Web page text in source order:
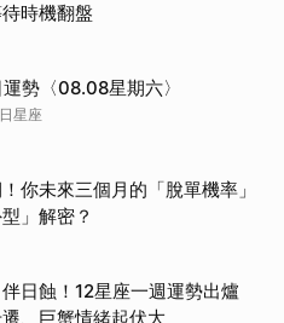
時機翻盤
勢〈08.08星期六〉
星座
你未來三個月的「脫單機率」
」解密？
日蝕！12星座一週運勢出爐
、巨蟹情緒起伏大